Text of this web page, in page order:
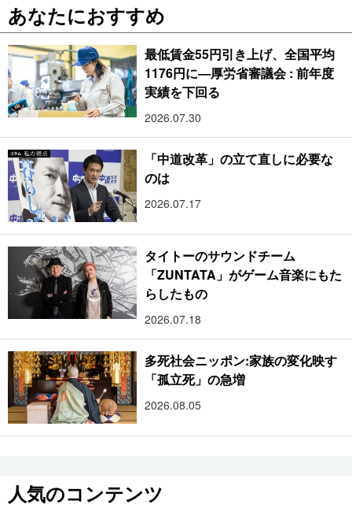
あなたにおすすめ
最低賃金55円引き上げ、全国平均
1176円に―厚労省審議会 : 前年度
実績を下回る
2026.07.30
「中道改革」の立て直しに必要な
のは
2026.07.17
タイトーのサウンドチーム
「ZUNTATA」がゲーム音楽にもた
らしたもの
2026.07.18
多死社会ニッポン:家族の変化映す
「孤立死」の急増
2026.08.05
人気のコンテンツ